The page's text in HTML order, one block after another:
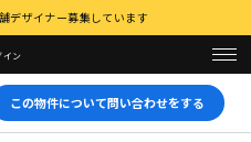
ザイナー募集しています
イン
この物件について問い合わせをする